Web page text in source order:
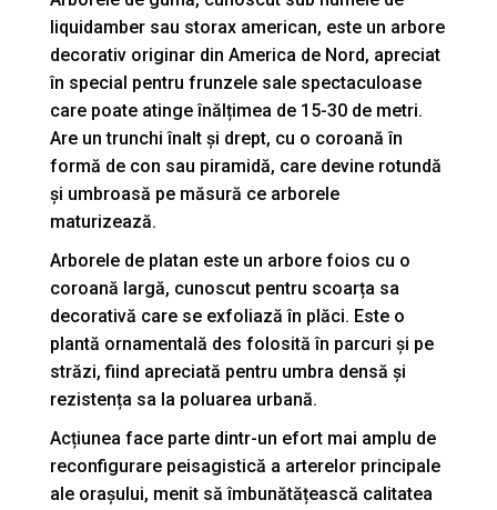
liquidamber sau storax american, este un arbore
decorativ originar din America de Nord, apreciat
în special pentru frunzele sale spectaculoase
care poate atinge înălțimea de 15-30 de metri.
Are un trunchi înalt și drept, cu o coroană în
formă de con sau piramidă, care devine rotundă
și umbroasă pe măsură ce arborele
maturizează.
Arborele de platan este un arbore foios cu o
coroană largă, cunoscut pentru scoarța sa
decorativă care se exfoliază în plăci. Este o
plantă ornamentală des folosită în parcuri și pe
străzi, fiind apreciată pentru umbra densă și
rezistența sa la poluarea urbană.
Acțiunea face parte dintr-un efort mai amplu de
reconfigurare peisagistică a arterelor principale
ale orașului, menit să îmbunătățească calitatea